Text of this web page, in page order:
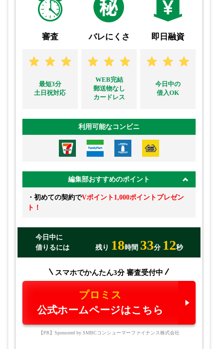
審査
最短3分
土日祝対応
バレにくさ
WEB完結
郵送物なし
カードレス
即日融資
今日中の
借入OK
利用可能なコンビニ
編集部おすすめのポイント
・初めての契約でVポイント1,000ポイントプレゼン
ト！
今日中に
借りるには
残り 18時間 33分 10秒
スマホでかんたん3分 審査受付中
プロミス
公式ホームページはこちら
【PR】Sponsored by SMBCコンシューマーファイナンス株式会社